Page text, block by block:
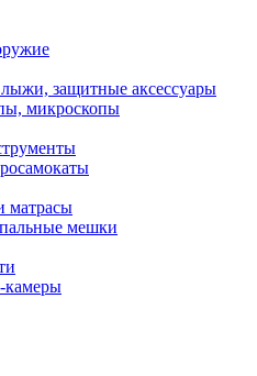
защитные аксессуары
микроскопы
матрасы
мешки
камеры